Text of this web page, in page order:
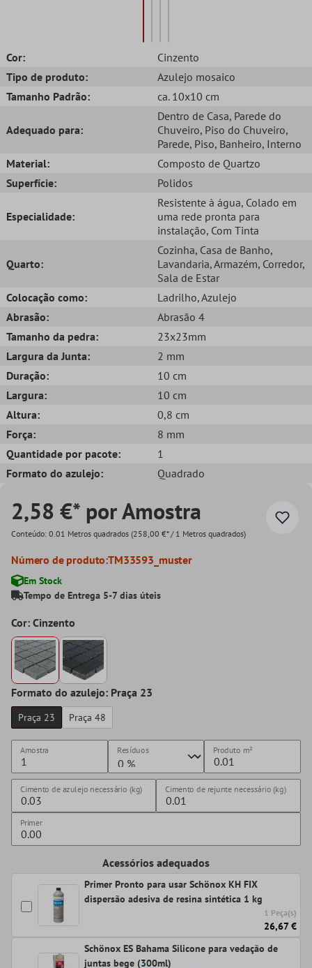
Cor:
Cinzento
Tipo de produto:
Azulejo mosaico
Tamanho Padrão:
ca. 10x10 cm
Adequado para:
Dentro de Casa, Parede do
Chuveiro, Piso do Chuveiro,
Parede, Piso, Banheiro, Interno
Material:
Composto de Quartzo
Superfície:
Polidos
Especialidade:
Resistente à água, Colado em
uma rede pronta para
instalação, Com Tinta
Quarto:
Cozinha, Casa de Banho,
Lavandaria, Armazém, Corredor,
Sala de Estar
Colocação como:
Ladrilho, Azulejo
Abrasão:
Abrasão 4
Tamanho da pedra:
23x23mm
Largura da Junta:
2 mm
Duração:
10 cm
Largura:
10 cm
Altura:
0,8 cm
Força:
8 mm
Quantidade por pacote:
1
Formato do azulejo:
Quadrado
2,58 €* por Amostra
Conteúdo: 0.01 Metros quadrados (258,00 €* / 1 Metros quadrados)
Número de produto:TM33593_muster
Em Stock
Tempo de Entrega 5-7 dias úteis
Cor: Cinzento
Formato do azulejo: Praça 23
Praça 23 Praça 48
Amostra Resíduos Produto m²
Cimento de azulejo necessário (kg) Cimento de rejunte necessário (kg)
Primer
Acessórios adequados
Primer Pronto para usar Schönox KH FIX
dispersão adesiva de resina sintética 1 kg
1 Peça(s)
26,67 €
Schönox ES Bahama Silicone para vedação de
juntas bege (300ml)